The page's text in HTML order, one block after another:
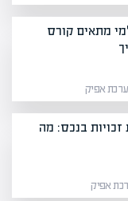
מתאים קורס
בנכס: מה